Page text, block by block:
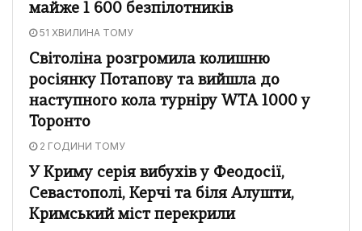
майже 1 600 безпілотників
51 ХВИЛИНА ТОМУ
Світоліна розгромила колишню
росіянку Потапову та вийшла до
наступного кола турніру WTA 1000 у
Торонто
2 ГОДИНИ ТОМУ
У Криму серія вибухів у Феодосії,
Севастополі, Керчі та біля Алушти,
Кримський міст перекрили